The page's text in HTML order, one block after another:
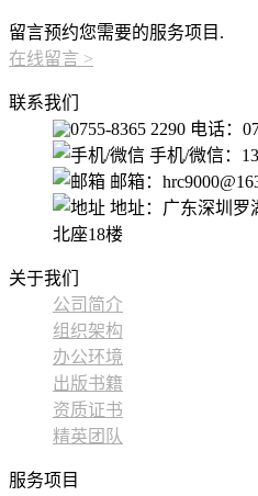
留言预约您需要的服务项目.
在线留言 >
联系我们
电话：
手机/微信：
邮箱：
地址：广东深圳罗
北座18楼
关于我们
公司简介
组织架构
办公环境
出版书籍
资质证书
精英团队
服务项目